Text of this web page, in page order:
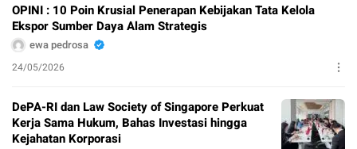
OPINI : 10 Poin Krusial Penerapan Kebijakan Tata Kelola
Ekspor Sumber Daya Alam Strategis
ewa pedrosa
24/05/2026
DePA-RI dan Law Society of Singapore Perkuat
Kerja Sama Hukum, Bahas Investasi hingga
Kejahatan Korporasi